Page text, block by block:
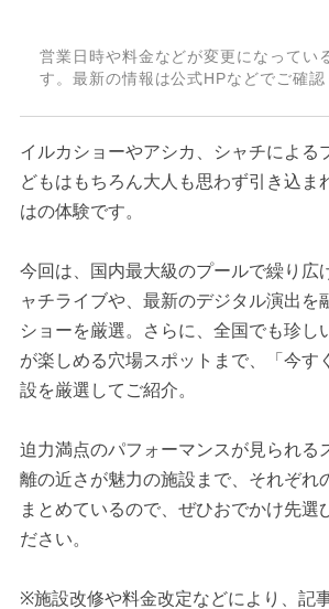
営業日時や料金などが変更になってい
す。最新の情報は公式HPなどでご確認
イルカショーやアシカ、シャチによる
どもはもちろん大人も思わず引き込ま
はの体験です。
今回は、国内最大級のプールで繰り広
ャチライブや、最新のデジタル演出を
ショーを厳選。さらに、全国でも珍し
が楽しめる穴場スポットまで、「今す
設を厳選してご紹介。
迫力満点のパフォーマンスが見られる
離の近さが魅力の施設まで、それぞれ
まとめているので、ぜひおでかけ先選
ださい。
※施設改修や料金改定などにより、記